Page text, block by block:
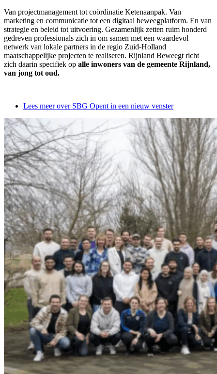
Van projectmanagement tot coördinatie Ketenaanpak. Van
marketing en communicatie tot een digitaal beweegplatform. En van
strategie en beleid tot uitvoering. Gezamenlijk zetten ruim honderd
gedreven professionals zich in om samen met een waardevol
netwerk van lokale partners in de regio Zuid-Holland
maatschappelijke projecten te realiseren. Rijnland Beweegt richt
zich daarin specifiek op alle inwoners van de gemeente Rijnland,
van jong tot oud.
Lees meer over SBG Opent in een nieuw venster